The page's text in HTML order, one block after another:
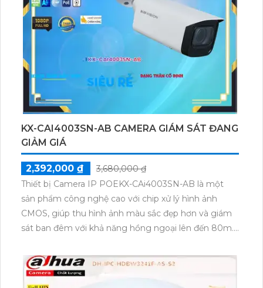
chất lượng. Ngoài ra, thiết bị còn có chức năng vượt
trội nhờ Công Nghệ AI, cung cấp giải pháp an ninh
KX-CAI4003SN-AB CAMERA GIÁM SÁT ĐANG
GIẢM GIÁ
2,392,000 ₫
3,680,000 ₫
Thiết bị Camera IP POEKX-CAi4003SN-AB là một
sản phẩm công nghệ cao với chip xử lý hình ảnh
CMOS, giúp thu hình ảnh màu sắc đẹp hơn và giám
sát ban đêm với khả năng hồng ngoại lên đến 80m.
bảo độ phân giải cao lên tới 4.0 MP. Đặc biệt, thiết bị
còn tích hợp công nghệ nhìn đêm chất lượng Hồng